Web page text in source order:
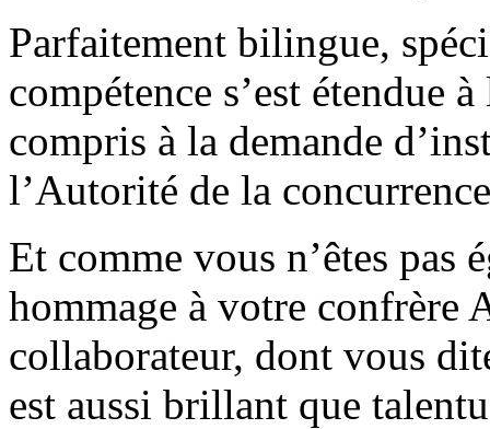
Parfaitement bilingue,
compétence s’est étendue
compris à la demande
l’Autorité de la
Et comme vous n’êtes pas
hommage à votre confrère
collaborateur, dont vous
est aussi brillant que